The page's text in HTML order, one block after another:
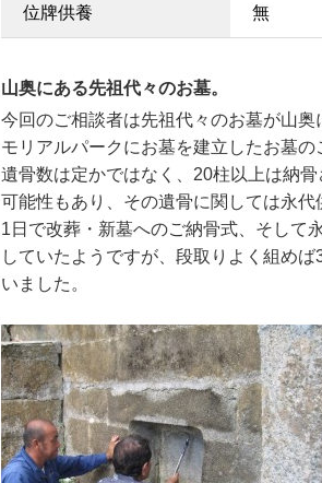
位牌供養 無
山奥にある先祖代々のお墓。
今回のご相談者は先祖代々のお墓が山
モリアルパークにお墓を建立したお墓の
遺骨数は定かではなく、20柱以上は納
可能性もあり、その遺骨に関しては永代
1日で改葬・新墓へのご納骨式、そして
していたようですが、段取りよく組め
いました。